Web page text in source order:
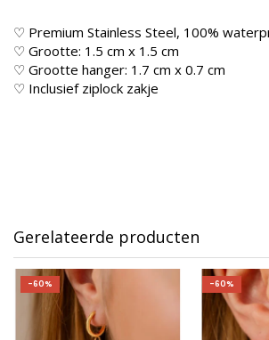
♡ Premium Stainless Steel, 100%
♡ Grootte: 1.5 cm x 1.5 cm
♡ Grootte hanger: 1.7 cm x 0.7 cm
♡ Inclusief ziplock zakje
Gerelateerde producten
-60% -60%